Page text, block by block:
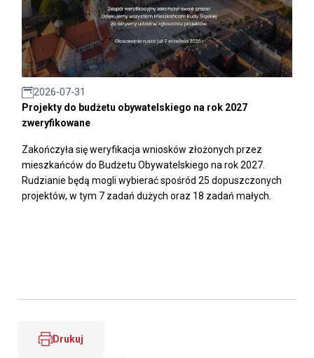
2026-07-31
Projekty do budżetu obywatelskiego na rok 2027
zweryfikowane
Zakończyła się weryfikacja wniosków złożonych przez
mieszkańców do Budżetu Obywatelskiego na rok 2027.
Rudzianie będą mogli wybierać spośród 25 dopuszczonych
projektów, w tym 7 zadań dużych oraz 18 zadań małych.
Drukuj